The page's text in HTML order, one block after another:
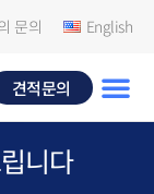
문의 English
견적문의
니다